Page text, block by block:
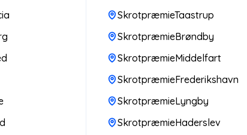
SkrotpræmieTaastrup
SkrotpræmieBrøndby
SkrotpræmieMiddelfart
SkrotpræmieFrederikshavn
SkrotpræmieLyngby
SkrotpræmieHaderslev